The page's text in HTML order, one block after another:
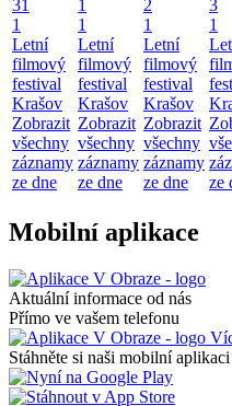
31
1
Letní
filmový
festival
Krašov
Zobrazit
všechny
záznamy
ze dne
1
1
Letní
filmový
festival
Krašov
Zobrazit
všechny
záznamy
ze dne
2
1
Letní
filmový
festival
Krašov
Zobrazit
všechny
záznamy
ze dne
3
1
ze
Mobilní aplikace
Aktuální informace od nás
Přímo ve vašem telefonu
Stáhněte si naši mobilní aplikaci